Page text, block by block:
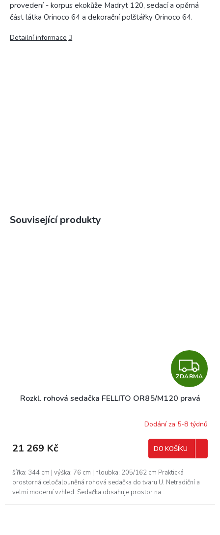
provedení - korpus ekokůže Madryt 120, sedací a opěrná
část látka Orinoco 64 a dekorační polštářky Orinoco 64.
Detailní informace
Související produkty
Z
D
A
R
ZDARMA
Rozkl. rohová sedačka FELLITO OR85/M120 pravá
Dodání za 5-8 týdnů
21 269 Kč DO KOŠÍKU
šířka: 344 cm | výška: 76 cm | hloubka: 205/162 cm Praktická
prostorná celočalouněná rohová sedačka do tvaru U. Netradiční a
velmi moderní vzhled. Sedačka obsahuje prostor na...